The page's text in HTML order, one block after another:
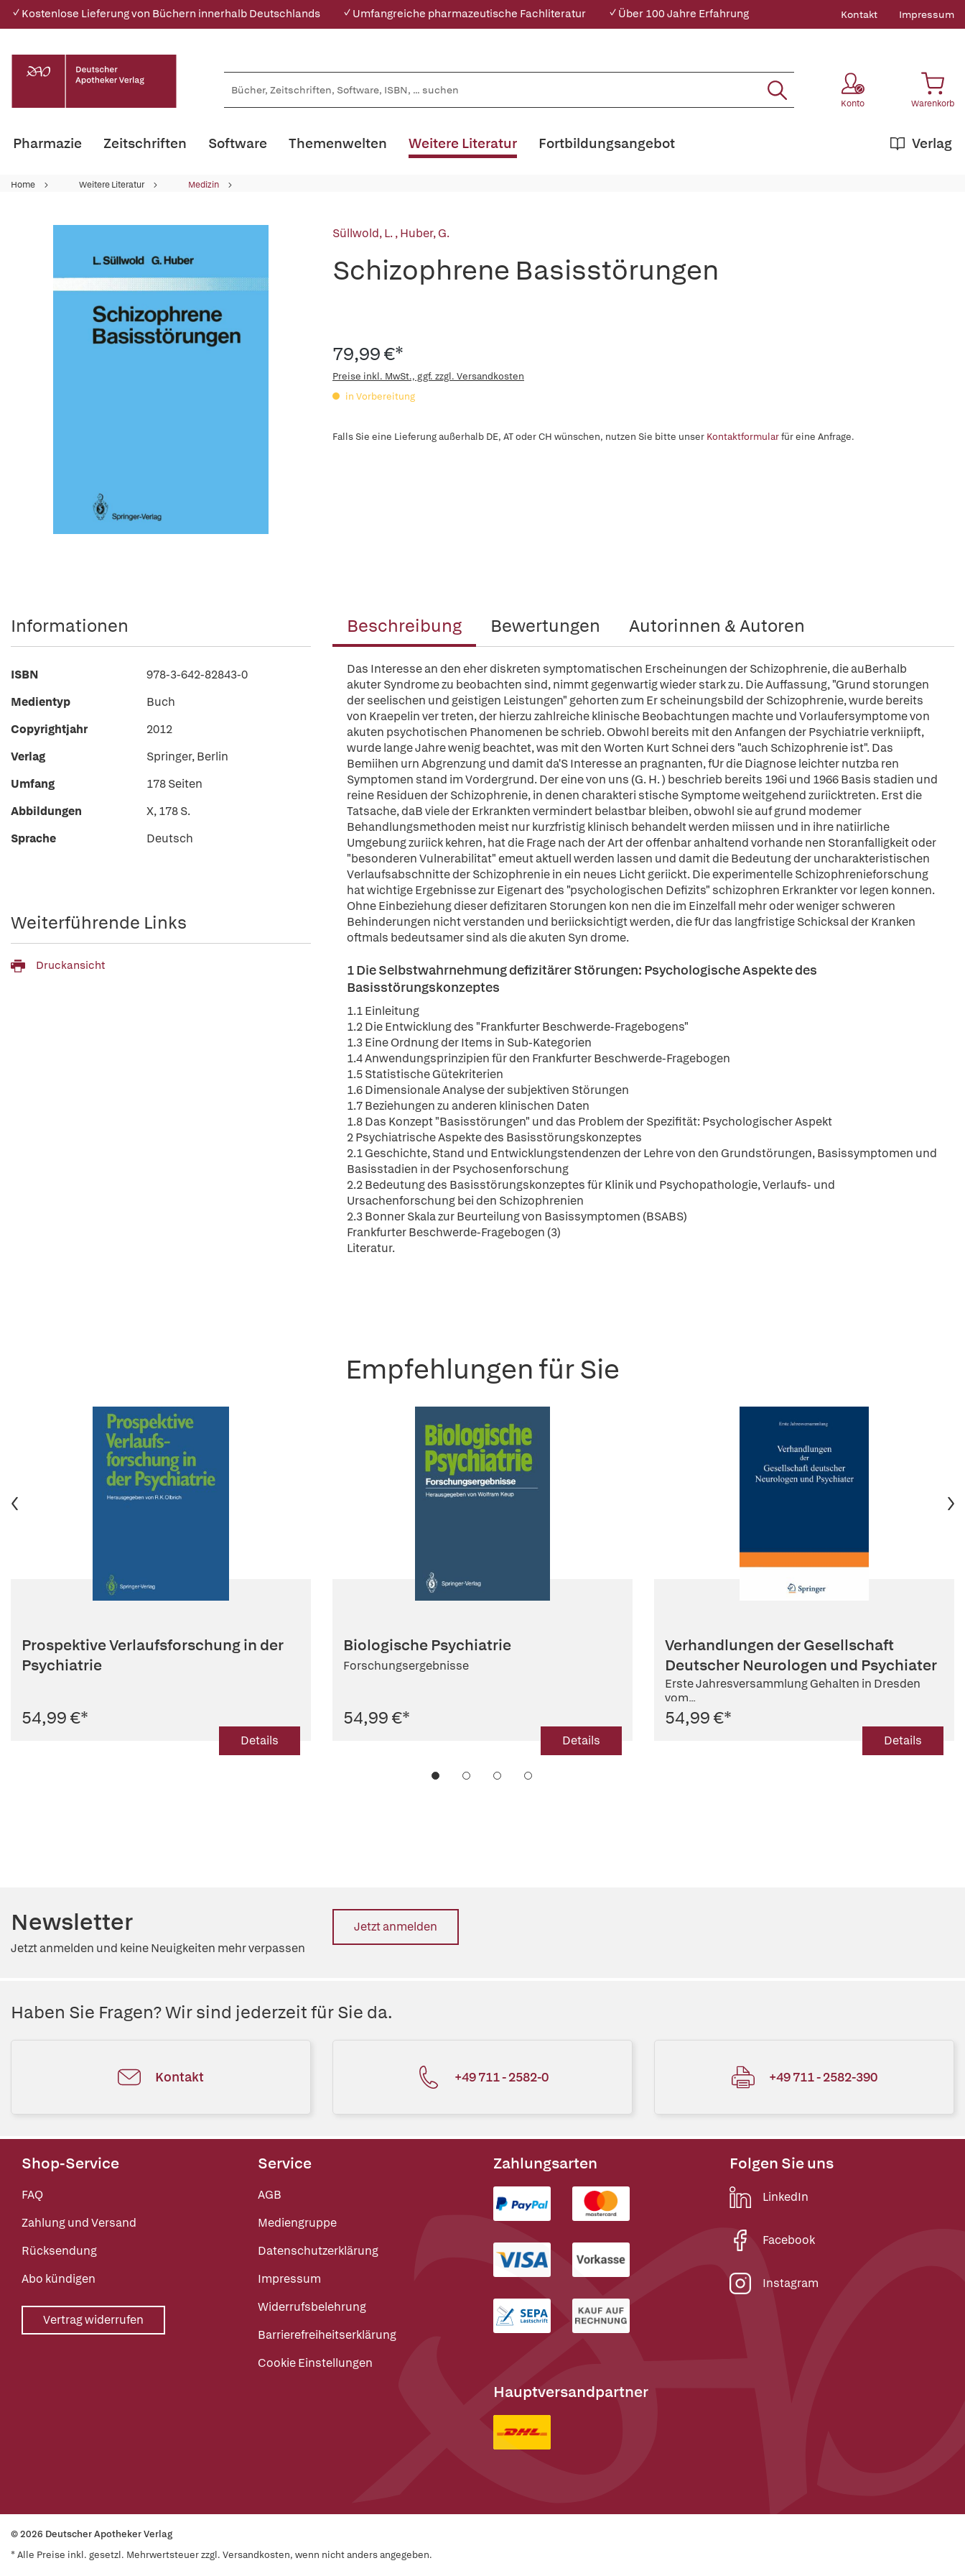
✓ Kostenlose Lieferung von Büchern innerhalb Deutschlands ✓ Umfangreiche pharmazeutische Fachliteratur ✓ Über 100 Jahre Erfahrung Kontakt Impressum
Konto Warenkorb
Pharmazie Zeitschriften Software Themenwelten Weitere Literatur Verlag
Fortbildungsangebot
Home Weitere Literatur Medizin
Süllwold, L.,Huber, G.
Schizophrene Basisstörungen
79,99 €*
Preise inkl. MwSt., ggf. zzgl. Versandkosten
in Vorbereitung
Falls Sie eine Lieferung außerhalb DE, AT oder CH wünschen, nutzen Sie bitte unser Kontaktformularfür eine Anfrage.
Beschreibung Bewertungen Autorinnen & Autoren
Das Interesse an den eher diskreten symptomatischen Erscheinungen der Schizophrenie, die auBerhalb
akuter Syndrome zu beobachten sind, nimmt gegenwartig wieder stark zu. Die Auffassung, "Grund storungen
der seelischen und geistigen Leistungen" gehorten zum Er scheinungsbild der Schizophrenie, wurde bereits
von Kraepelin ver treten, der hierzu zahlreiche klinische Beobachtungen machte und Vorlaufersymptome von
akuten psychotischen Phanomenen be schrieb. Obwohl bereits mit den Anfangen der Psychiatrie verkniipft,
wurde lange Jahre wenig beachtet, was mit den Worten Kurt Schnei ders "auch Schizophrenie ist". Das
Bemiihen urn Abgrenzung und damit da'S Interesse an pragnanten, fUr die Diagnose leichter nutzba ren
Symptomen stand im Vordergrund. Der eine von uns (G. H. ) beschrieb bereits 196i und 1966 Basis stadien und
reine Residuen der Schizophrenie, in denen charakteri stische Symptome weitgehend zuriicktreten. Erst die
Tatsache, daB viele der Erkrankten vermindert belastbar bleiben, obwohl sie auf grund modemer
Behandlungsmethoden meist nur kurzfristig klinisch behandelt werden miissen und in ihre natiirliche
Umgebung zuriick kehren, hat die Frage nach der Art der offenbar anhaltend vorhande nen Storanfalligkeit oder
"besonderen Vulnerabilitat" emeut aktuell werden lassen und damit die Bedeutung der uncharakteristischen
Verlaufsabschnitte der Schizophrenie in ein neues Licht geriickt. Die experimentelle Schizophrenieforschung
hat wichtige Ergebnisse zur Eigenart des "psychologischen Defizits" schizophren Erkrankter vor legen konnen.
Ohne Einbeziehung dieser defizitaren Storungen kon nen die im Einzelfall mehr oder weniger schweren
Behinderungen nicht verstanden und beriicksichtigt werden, die fUr das langfristige Schicksal der Kranken
oftmals bedeutsamer sind als die akuten Syn drome.
1 Die Selbstwahrnehmung defizitärer Störungen: Psychologische Aspekte des
Basisstörungskonzeptes
1.1 Einleitung
1.2 Die Entwicklung des "Frankfurter Beschwerde-Fragebogens"
1.3 Eine Ordnung der Items in Sub-Kategorien
1.4 Anwendungsprinzipien für den Frankfurter Beschwerde-Fragebogen
1.5 Statistische Gütekriterien
1.6 Dimensionale Analyse der subjektiven Störungen
1.7 Beziehungen zu anderen klinischen Daten
1.8 Das Konzept "Basisstörungen" und das Problem der Spezifität: Psychologischer Aspekt
2 Psychiatrische Aspekte des Basisstörungskonzeptes
2.1 Geschichte, Stand und Entwicklungstendenzen der Lehre von den Grundstörungen, Basissymptomen und
Basisstadien in der Psychosenforschung
2.2 Bedeutung des Basisstörungskonzeptes für Klinik und Psychopathologie, Verlaufs- und
Ursachenforschung bei den Schizophrenien
2.3 Bonner Skala zur Beurteilung von Basissymptomen (BSABS)
Frankfurter Beschwerde-Fragebogen (3)
Literatur.
Informationen
ISBN
978-3-642-82843-0
Medientyp
Buch
Copyrightjahr
2012
Verlag
Springer, Berlin
Umfang
178 Seiten
Abbildungen
X, 178 S.
Sprache
Deutsch
Weiterführende Links
Druckansicht
Empfehlungen für Sie
Prospektive Verlaufsforschung in der
Psychiatrie
54,99 €*
Details
Biologische Psychiatrie
Forschungsergebnisse
54,99 €*
Details
Verhandlungen der Gesellschaft
Deutscher Neurologen und Psychiater
Erste Jahresversammlung Gehalten in Dresden
vom...
54,99 €*
Details
Newsletter
Jetzt anmelden und keine Neuigkeiten mehr verpassen
Jetzt anmelden
Haben Sie Fragen? Wir sind jederzeit für Sie da.
Kontakt +49 711 - 2582-0 +49 711 - 2582-390
Shop-Service
FAQ
Zahlung und Versand
Rücksendung
Abo kündigen
Vertrag widerrufen
Service
AGB
Mediengruppe
Datenschutzerklärung
Impressum
Widerrufsbelehrung
Barrierefreiheitserklärung
Cookie Einstellungen
Zahlungsarten
Hauptversandpartner
Folgen Sie uns
LinkedIn
Facebook
Instagram
© 2026 Deutscher Apotheker Verlag
* Alle Preise inkl. gesetzl. Mehrwertsteuer zzgl. Versandkosten, wenn nicht anders angegeben.